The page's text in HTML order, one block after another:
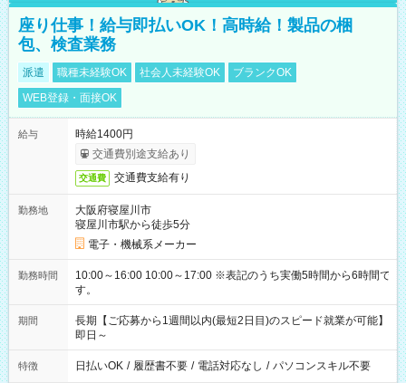
座り仕事！給与即払いOK！高時給！製品の梱
包、検査業務
派遣 職種未経験OK 社会人未経験OK
ブランクOK
WEB登録・面接OK
給与
時給1400円
交通費別途支給あり
交通費 交通費支給有り
勤務地
大阪府寝屋川市
寝屋川市駅から徒歩5分
電子・機械系メーカー
勤務時間
10:00～16:00 10:00～17:00 ※表記のうち実働5時間から6時間で
す。
期間
長期【ご応募から1週間以内(最短2日目)のスピード就業が可能】
即日～
特徴 日払いOK / 履歴書不要 / 電話対応なし / パソコンスキル不要